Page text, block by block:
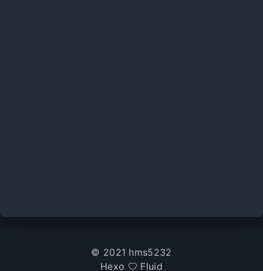
© 2021 hms5232
Hexo
Fluid